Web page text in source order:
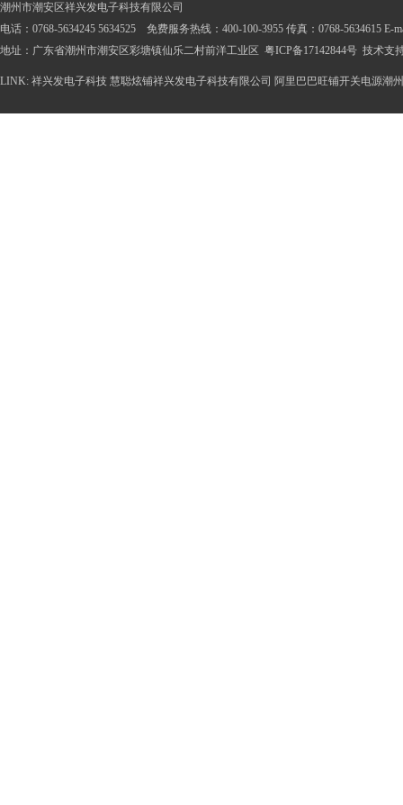
潮州市潮安区祥兴发电子科技有限公司
电话：0768-5634245 5634525 免费服务热线：400-100-3955 传真：0768-5634615 E-
地址：广东省潮州市潮安区彩塘镇仙乐二村前洋工业区 粤ICP备17142844号 技术支
LINK: 祥兴发电子科技 慧聪炫铺祥兴发电子科技有限公司 阿里巴巴旺铺开关电源潮